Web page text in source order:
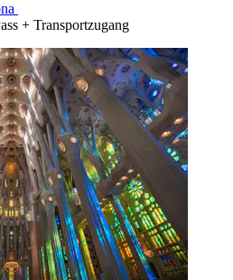
+ Transportzugang